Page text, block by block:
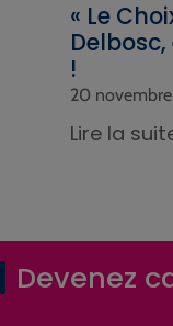
« Le
!
20
Lire la
Devenez